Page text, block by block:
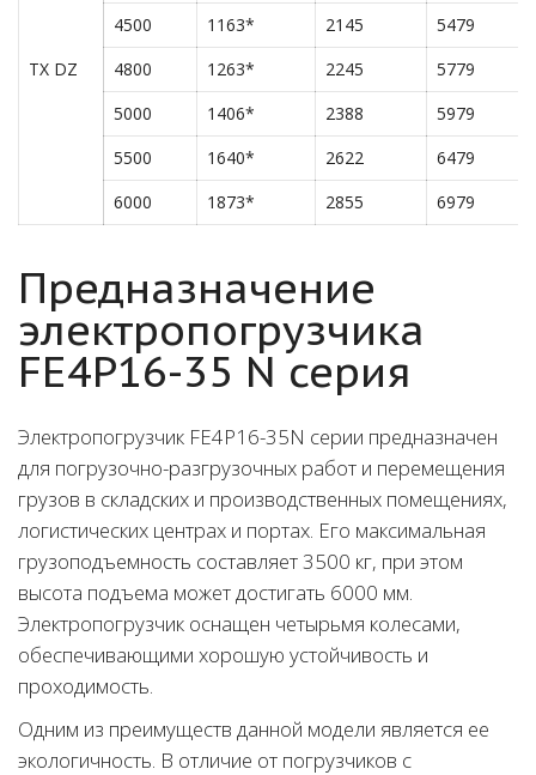
TX DZ
4500
1163* 2145
5479
4800
1263* 2245
5779
5000
1406* 2388
5979
5500
1640* 2622
6479
6000
1873* 2855 6979
Предназначение
электропогрузчика
FE4P16-35 N серия
Электропогрузчик FE4P16-35N серии предназначен
для погрузочно-разгрузочных работ и перемещения
грузов в складских и производственных помещениях,
логистических центрах и портах. Его максимальная
грузоподъемность составляет 3500 кг, при этом
высота подъема может достигать 6000 мм.
Электропогрузчик оснащен четырьмя колесами,
обеспечивающими хорошую устойчивость и
проходимость.
Одним из преимуществ данной модели является ее
экологичность. В отличие от погрузчиков с